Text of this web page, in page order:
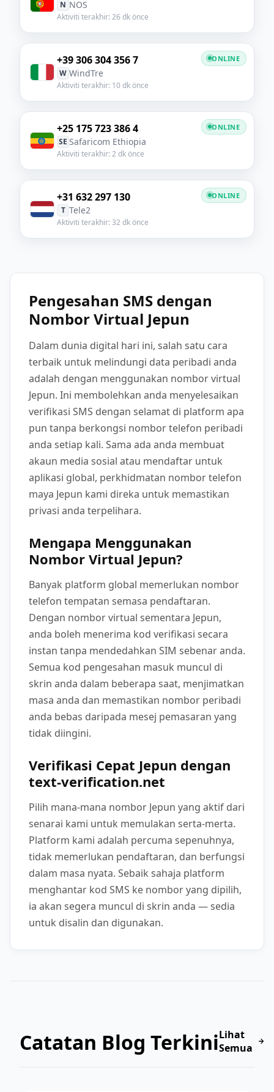
N NOS
Aktiviti terakhir: 26 dk önce
+39 306 304 356 7
W WindTre
Aktiviti terakhir: 10 dk önce
ONLINE
+25 175 723 386 4
SE Safaricom Ethiopia
Aktiviti terakhir: 2 dk önce
ONLINE
+31 632 297 130
T Tele2
Aktiviti terakhir: 32 dk önce
ONLINE
Pengesahan SMS dengan
Nombor Virtual Jepun
Dalam dunia digital hari ini, salah satu cara
terbaik untuk melindungi data peribadi anda
adalah dengan menggunakan nombor virtual
Jepun. Ini membolehkan anda menyelesaikan
verifikasi SMS dengan selamat di platform apa
pun tanpa berkongsi nombor telefon peribadi
anda setiap kali. Sama ada anda membuat
akaun media sosial atau mendaftar untuk
aplikasi global, perkhidmatan nombor telefon
maya Jepun kami direka untuk memastikan
privasi anda terpelihara.
Mengapa Menggunakan
Nombor Virtual Jepun?
Banyak platform global memerlukan nombor
telefon tempatan semasa pendaftaran.
Dengan nombor virtual sementara Jepun,
anda boleh menerima kod verifikasi secara
instan tanpa mendedahkan SIM sebenar anda.
Semua kod pengesahan masuk muncul di
skrin anda dalam beberapa saat, menjimatkan
masa anda dan memastikan nombor peribadi
anda bebas daripada mesej pemasaran yang
tidak diingini.
Verifikasi Cepat Jepun dengan
text-verification.net
Pilih mana-mana nombor Jepun yang aktif dari
senarai kami untuk memulakan serta-merta.
Platform kami adalah percuma sepenuhnya,
tidak memerlukan pendaftaran, dan berfungsi
dalam masa nyata. Sebaik sahaja platform
menghantar kod SMS ke nombor yang dipilih,
ia akan segera muncul di skrin anda — sedia
untuk disalin dan digunakan.
Catatan Blog TerkiniLihat
Semua